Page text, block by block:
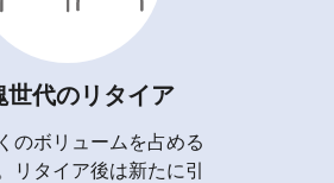
世代のリタイア
のボリュームを占める
リタイア後は新たに引